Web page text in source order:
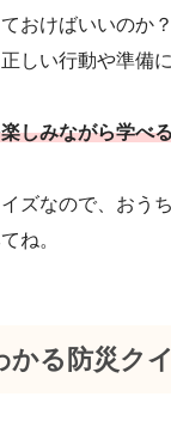
おけばいいのか
しい行動や準備
しみながら学べ
ズなので、おう
ね。
る防災クイ